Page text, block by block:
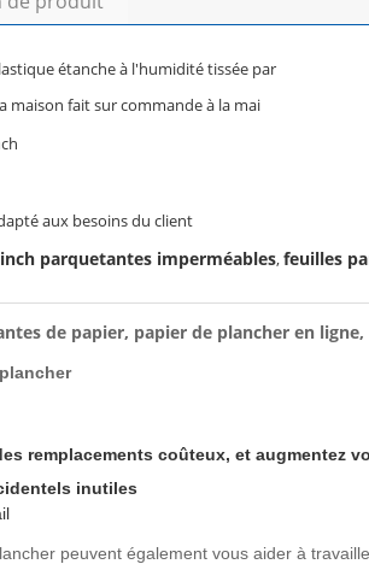
étanche à l'humidité tissée par
maison fait sur commande à la mai
aux besoins du client
parquetantes imperméables,feuilles
de papier, papier de plancher en
remplacements coûteux, et augmentez
inutiles
peuvent également vous aider à